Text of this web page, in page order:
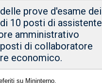
prove d'esame dei
10 posti di assistente
amministrativo
di collaboratore
economico.
su Mininterno.